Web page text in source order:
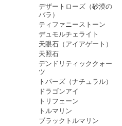
デザートローズ（砂漠の
バラ）
ティファニーストーン
デュモルチェライト
天眼石（アイアゲート）
天照石
デンドリティッククォー
ツ
トパーズ（ナチュラル）
ドラゴンアイ
トリフェーン
トルマリン
ブラックトルマリン